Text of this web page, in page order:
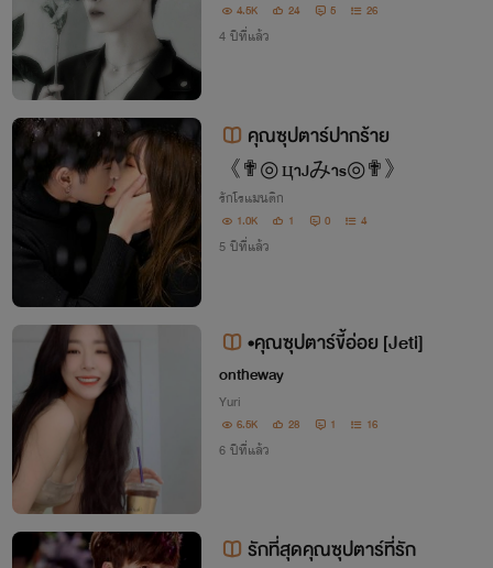
4.5K 24 5 26
4 ปีที่แล้ว
คุณซุปตาร์ปากร้าย
《✟◎ цาJみาs◎✟》
รักโรแมนติก
1.0K 1 0 4
5 ปีที่แล้ว
•คุณซุปตาร์ขี้อ่อย [Jeti]
ontheway
Yuri
6.5K 28 1 16
6 ปีที่แล้ว
รักที่สุดคุณซุปตาร์ที่รัก